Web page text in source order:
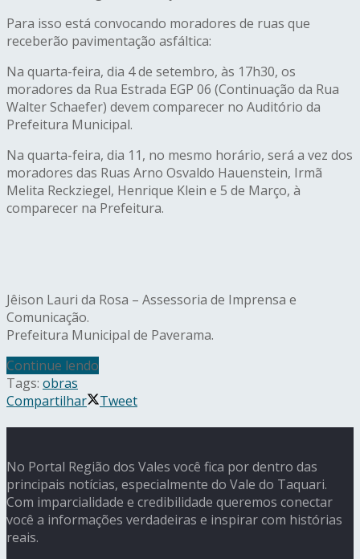
Para isso está convocando moradores de ruas que
receberão pavimentação asfáltica:
Na quarta-feira, dia 4 de setembro, às 17h30, os
moradores da Rua Estrada EGP 06 (Continuação da Rua
Walter Schaefer) devem comparecer no Auditório da
Prefeitura Municipal.
Na quarta-feira, dia 11, no mesmo horário, será a vez dos
moradores das Ruas Arno Osvaldo Hauenstein, Irmã
Melita Reckziegel, Henrique Klein e 5 de Março, à
comparecer na Prefeitura.
Jêison Lauri da Rosa – Assessoria de Imprensa e
Comunicação.
Prefeitura Municipal de Paverama.
Continue lendo
Tags: obras
Compartilhar
Tweet
No Portal Região dos Vales você fica por dentro das
principais notícias, especialmente do Vale do Taquari.
Com imparcialidade e credibilidade queremos conectar
você a informações verdadeiras e inspirar com histórias
reais.